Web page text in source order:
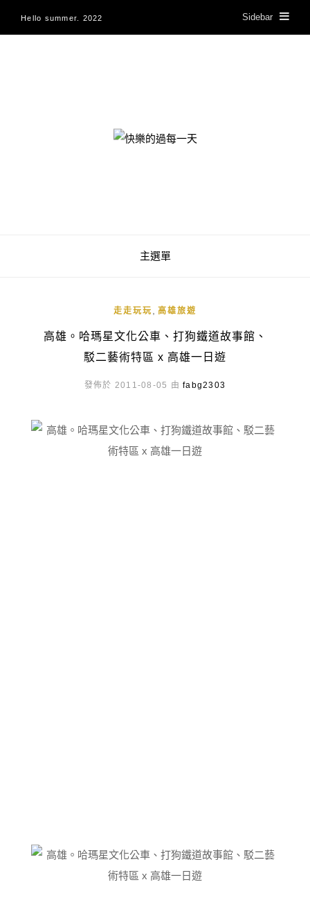
Hello summer. 2022 Sidebar
快樂的過每一天
主選單
走走玩玩 高雄旅遊
高雄。哈瑪星文化公車、打狗鐵道故事館、
駁二藝術特區 x 高雄一日遊
發佈於 2011-08-05 由fabg2303